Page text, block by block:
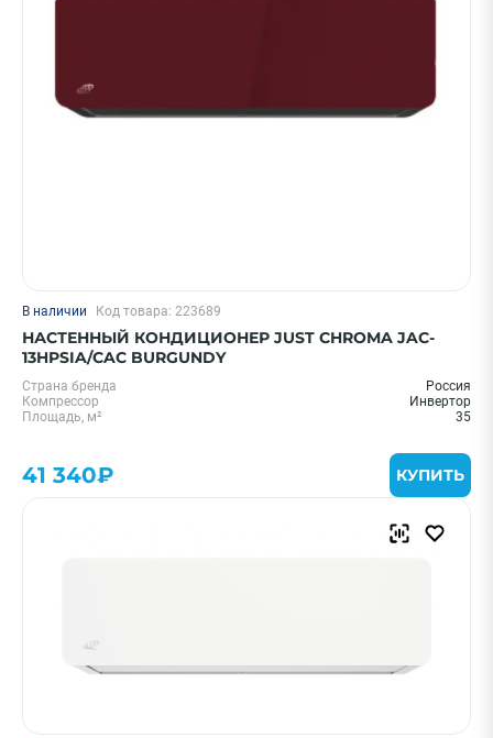
В наличии Код товара: 223689
НАСТЕННЫЙ КОНДИЦИОНЕР JUST CHROMA JAC-
13HPSIA/CAC BURGUNDY
Страна бренда
Россия
Компрессор
Инвертор
Площадь, м²
35
41 340₽ КУПИТЬ